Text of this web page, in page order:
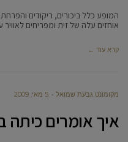
המופע כלל ביכורים, ריקודים
אוחזים עלה של זית ומפריחים לאוויר
קרא עוד ←
מקומונט גבעת שמואל 5 מאי, 2009
איך אומרים כיתה